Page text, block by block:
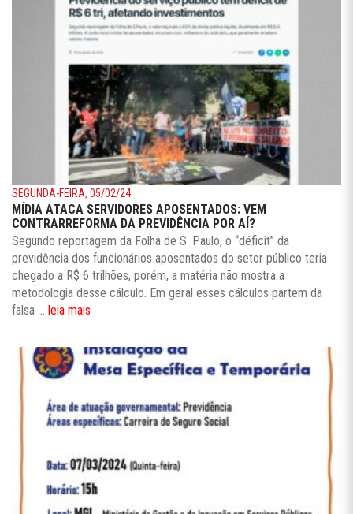
SEGUNDA-FEIRA, 05/02/24
MÍDIA ATACA SERVIDORES APOSENTADOS: VEM
CONTRARREFORMA DA PREVIDÊNCIA POR AÍ?
Segundo reportagem da Folha de S. Paulo, o “déficit” da
previdência dos funcionários aposentados do setor público teria
chegado a R$ 6 trilhões, porém, a matéria não mostra a
metodologia desse cálculo. Em geral esses cálculos partem da
falsa ... leia mais